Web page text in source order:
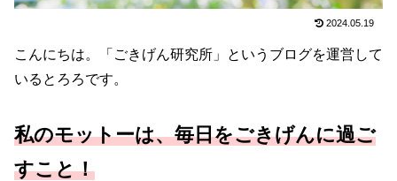
2024.05.19
こんにちは。「ごきげん研究所」というブログを運営して
いるとろろです。
私のモットーは、毎日をごきげんに過ご
すこと！